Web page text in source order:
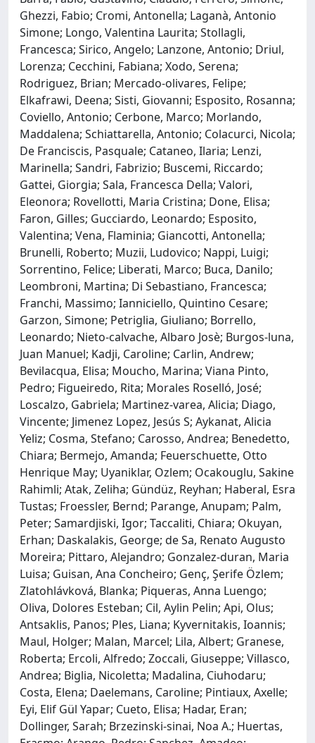
Ghezzi, Fabio; Cromi, Antonella; Laganà, Antonio
Simone; Longo, Valentina Laurita; Stollagli,
Francesca; Sirico, Angelo; Lanzone, Antonio; Driul,
Lorenza; Cecchini, Fabiana; Xodo, Serena;
Rodriguez, Brian; Mercado‐olivares, Felipe;
Elkafrawi, Deena; Sisti, Giovanni; Esposito, Rosanna;
Coviello, Antonio; Cerbone, Marco; Morlando,
Maddalena; Schiattarella, Antonio; Colacurci, Nicola;
De Franciscis, Pasquale; Cataneo, Ilaria; Lenzi,
Marinella; Sandri, Fabrizio; Buscemi, Riccardo;
Gattei, Giorgia; Sala, Francesca Della; Valori,
Eleonora; Rovellotti, Maria Cristina; Done, Elisa;
Faron, Gilles; Gucciardo, Leonardo; Esposito,
Valentina; Vena, Flaminia; Giancotti, Antonella;
Brunelli, Roberto; Muzii, Ludovico; Nappi, Luigi;
Sorrentino, Felice; Liberati, Marco; Buca, Danilo;
Leombroni, Martina; Di Sebastiano, Francesca;
Franchi, Massimo; Ianniciello, Quintino Cesare;
Garzon, Simone; Petriglia, Giuliano; Borrello,
Leonardo; Nieto‐calvache, Albaro Josè; Burgos‐luna,
Juan Manuel; Kadji, Caroline; Carlin, Andrew;
Bevilacqua, Elisa; Moucho, Marina; Viana Pinto,
Pedro; Figueiredo, Rita; Morales Roselló, José;
Loscalzo, Gabriela; Martinez‐varea, Alicia; Diago,
Vincente; Jimenez Lopez, Jesús S; Aykanat, Alicia
Yeliz; Cosma, Stefano; Carosso, Andrea; Benedetto,
Chiara; Bermejo, Amanda; Feuerschuette, Otto
Henrique May; Uyaniklar, Ozlem; Ocakouglu, Sakine
Rahimli; Atak, Zeliha; Gündüz, Reyhan; Haberal, Esra
Tustas; Froessler, Bernd; Parange, Anupam; Palm,
Peter; Samardjiski, Igor; Taccaliti, Chiara; Okuyan,
Erhan; Daskalakis, George; de Sa, Renato Augusto
Moreira; Pittaro, Alejandro; Gonzalez‐duran, Maria
Luisa; Guisan, Ana Concheiro; Genç, Şerife Özlem;
Zlatohlávková, Blanka; Piqueras, Anna Luengo;
Oliva, Dolores Esteban; Cil, Aylin Pelin; Api, Olus;
Antsaklis, Panos; Ples, Liana; Kyvernitakis, Ioannis;
Maul, Holger; Malan, Marcel; Lila, Albert; Granese,
Roberta; Ercoli, Alfredo; Zoccali, Giuseppe; Villasco,
Andrea; Biglia, Nicoletta; Madalina, Ciuhodaru;
Costa, Elena; Daelemans, Caroline; Pintiaux, Axelle;
Eyi, Elif Gül Yapar; Cueto, Elisa; Hadar, Eran;
Dollinger, Sarah; Brzezinski‐sinai, Noa A.; Huertas,